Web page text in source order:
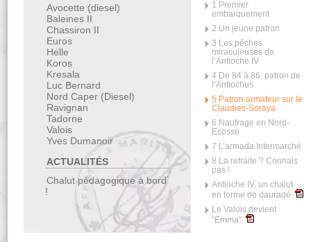
Avocette (diesel)
Baleines II
Chassiron II
Euros
Helle
Koros
Kresala
Luc Bernard
Nord Caper (Diesel)
Ravignan
Tadorne
Valois
Yves Dumanoir
ACTUALITÉS
Chalut pédagogique à bord
!
1 Premier
embarquement
2 Un jeune patron
3 Les pêches
miraculeuses de
l’Antioche IV
4 De 84 à 86, patron de
l’Antiochus
5 Patron armateur sur le
Claudies-Soraya
6 Naufrage en Nord-
Ecosse
7 L’armada Intermarché
8 La retraite ? Connais
pas !
Antioche IV, un chalut
en forme de daurade
Le Valois devient
"Emma"